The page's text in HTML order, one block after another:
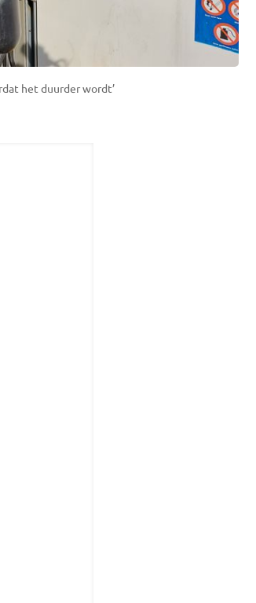
het duurder wordt’